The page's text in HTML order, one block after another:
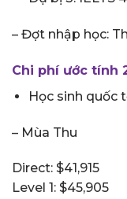
– Đợt nhập học:
Chi phí ước tính
Học sinh quốc
– Mùa Thu
Direct: $41,915
Level 1: $45,905